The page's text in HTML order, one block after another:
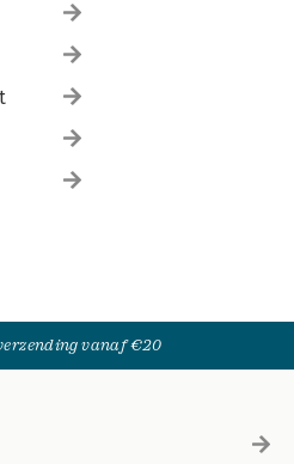
vanaf €20